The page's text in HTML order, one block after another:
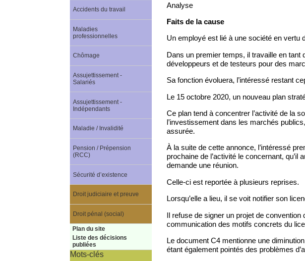
Analyse
Faits de la cause
Un employé est lié à une société en vertu
Dans un premier temps, il travaille en tant
développeurs et de testeurs pour des
Sa fonction évoluera, l’intéressé restant
Le 15 octobre 2020, un nouveau plan
Ce plan tend à concentrer l’activité de la
l’investissement dans les marchés
assurée.
À la suite de cette annonce, l’intéressé
prochaine de l’activité le concernant, qu’il
demande une réunion.
Celle-ci est reportée à plusieurs reprises.
Lorsqu’elle a lieu, il se voit notifier son
Il refuse de signer un projet de
communication des motifs concrets du
Le document C4 mentionne une
étant également pointés des problèmes
Accidents du travail
Maladies
professionnelles
Chômage
Assujettissement -
Salariés
Assujettissement -
Indépendants
Maladie / Invalidité
Pension / Prépension
(RCC)
Sécurité d’existence
Droit judiciaire et preuve
Droit pénal (social)
Plan du site
Liste des décisions
publiées
Mots-clés